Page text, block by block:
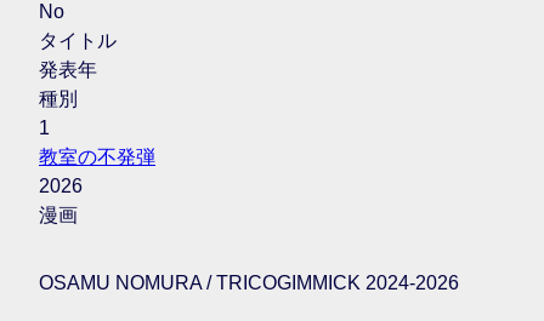
No
タイトル
発表年
種別
1
教室の不発弾
2026
漫画
OSAMU NOMURA / TRICOGIMMICK 2024-2026